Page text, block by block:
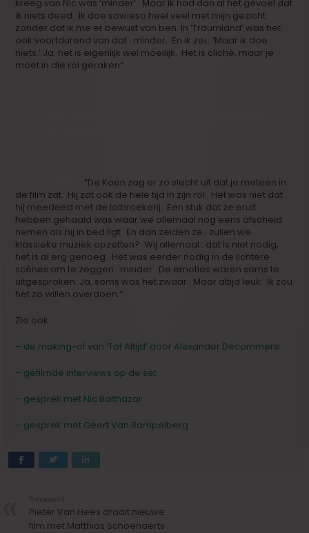
kreeg van Nic was ‘minder’. Maar ik had dan al het gevoel dat
ik niets deed. Ik doe sowieso heel veel met mijn gezicht
zonder dat ik me er bewust van ben. In ‘Traumland’ was het
ook voortdurend van dat : minder. En ik zei : ‘Maar ik doe
niets.’ Ja, het is eigenlijk wel moeilijk. Het is cliché, maar je
moet in die rol geraken”
: “De Koen zag er zo slecht uit dat je meteen in
de film zat. Hij zat ook de hele tijd in zijn rol. Het was niet dat
hij meedeed met de lolbroekerij. Een stuk dat ze eruit
hebben gehaald was waar we allemaal nog eens afscheid
nemen als hij in bed ligt. En dan zeiden ze : zullen we
klassieke muziek opzetten? Wij allemaal : dat is niet nodig,
het is al erg genoeg. Het was eerder nodig in de lichtere
scènes om te zeggen : minder. De emoties waren soms te
uitgesproken. Ja, soms was het zwaar. Maar altijd leuk. Ik zou
het zo willen overdoen.”
Zie ook :
– de making-of van ‘Tot Altijd’ door Alexander Decommere
– gefilmde interviews op de set
– gesprek met Nic Balthazar
– gesprek met Geert Van Rampelberg
Pieter Van Hees draait nieuwe
film met Matthias Schoenaerts